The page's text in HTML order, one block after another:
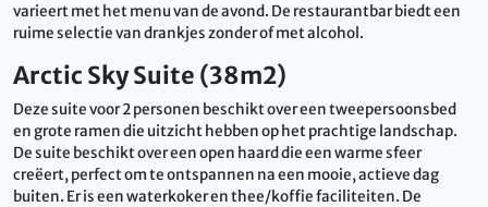
varieert met het menu van de avond. De restaurantbar biedt een
ruime selectie van drankjes zonder of met alcohol.
Arctic Sky Suite (38m2)
Deze suite voor 2 personen beschikt over een tweepersoonsbed
en grote ramen die uitzicht hebben op het prachtige landschap.
De suite beschikt over een open haard die een warme sfeer
creëert, perfect om te ontspannen na een mooie, actieve dag
buiten. Er is een waterkoker en thee/koffie faciliteiten. De